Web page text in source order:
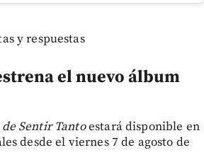
y respuestas
el nuevo álbum
Sentir Tantoestará disponible en
desde el viernes 7 de agosto de